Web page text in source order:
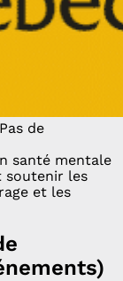
de
santé mentale
soutenir les
et les